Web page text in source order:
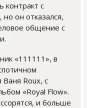
контракт с
он отказался,
общение с
«111111», в
Ваня Roux, с
«Royal Flow».
и больше